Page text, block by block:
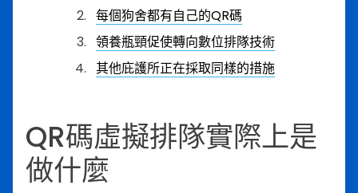
每個狗舍都有自己的QR碼
領養瓶頸促使轉向數位排隊技術
其他庇護所正在採取同樣的措施
QR碼虛擬排隊實際上是
做什麼